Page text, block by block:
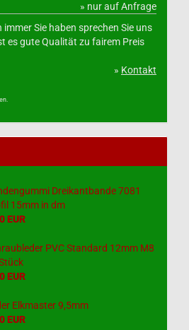
» nur auf Anfrage
immer Sie haben sprechen Sie uns
es gute Qualität zu fairem Preis
» Kontakt
Dreikantbande 7081
15mm in dm
EUR
PVC Standard 12mm M8
EUR
Elkmaster 9,5mm
EUR